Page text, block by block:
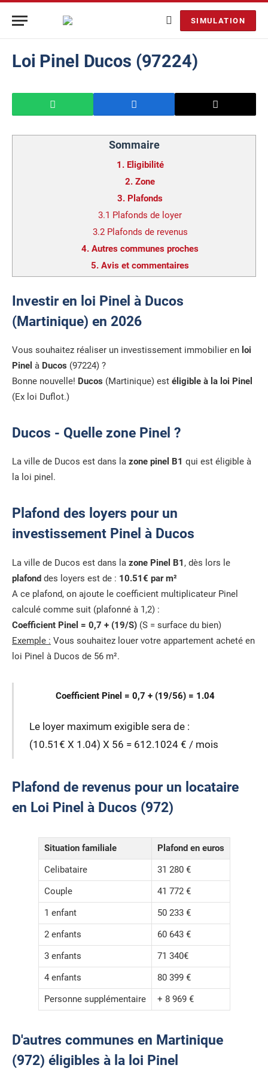
SIMULATION
Loi Pinel Ducos (97224)
Sommaire
1. Eligibilité
2. Zone
3. Plafonds
3.1 Plafonds de loyer
3.2 Plafonds de revenus
4. Autres communes proches
5. Avis et commentaires
Investir en loi Pinel à Ducos
(Martinique) en 2026
Vous souhaitez réaliser un investissement immobilier en loi
Pinel à Ducos (97224) ?
Bonne nouvelle! Ducos (Martinique) est éligible à la loi Pinel
(Ex loi Duflot.)
Ducos - Quelle zone Pinel ?
La ville de Ducos est dans la zone pinel B1 qui est éligible à
la loi pinel.
Plafond des loyers pour un
investissement Pinel à Ducos
La ville de Ducos est dans la zone Pinel B1 , dès lors le
plafond des loyers est de : 10.51€ par m²
A ce plafond, on ajoute le coefficient multiplicateur Pinel
calculé comme suit (plafonné à 1,2) :
Coefficient Pinel = 0,7 + (19/S) (S = surface du bien)
Exemple : Vous souhaitez louer votre appartement acheté en
loi Pinel à Ducos de 56 m².
Coefficient Pinel = 0,7 + (19/56) = 1.04
Le loyer maximum exigible sera de :
(10.51€ X 1.04) X 56 = 612.1024 € / mois
Plafond de revenus pour un locataire
en Loi Pinel à Ducos (972)
Situation familiale
Plafond en euros
Celibataire
31 280 €
Couple
41 772 €
1 enfant
50 233 €
2 enfants
60 643 €
3 enfants
71 340€
4 enfants
80 399 €
Personne supplémentaire
+ 8 969 €
D'autres communes en Martinique
(972) éligibles à la loi Pinel